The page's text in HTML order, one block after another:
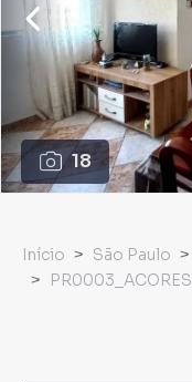
18
Início São Paulo
PR0003_ACORES